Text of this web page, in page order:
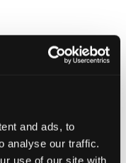
and ads, to
analyse our traffic.
use of our site with